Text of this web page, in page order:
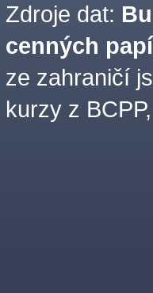
Zdroje dat:
cenných
ze zahraničí
kurzy z